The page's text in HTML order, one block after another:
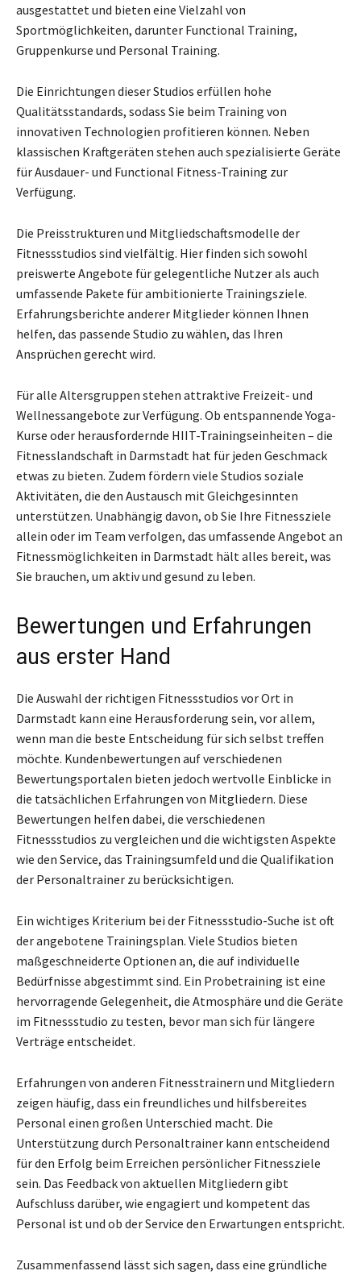
ausgestattet und bieten eine Vielzahl von
Sportmöglichkeiten, darunter Functional Training,
Gruppenkurse und Personal Training.
Die Einrichtungen dieser Studios erfüllen hohe
Qualitätsstandards, sodass Sie beim Training von
innovativen Technologien profitieren können. Neben
klassischen Kraftgeräten stehen auch spezialisierte Geräte
für Ausdauer- und Functional Fitness-Training zur
Verfügung.
Die Preisstrukturen und Mitgliedschaftsmodelle der
Fitnessstudios sind vielfältig. Hier finden sich sowohl
preiswerte Angebote für gelegentliche Nutzer als auch
umfassende Pakete für ambitionierte Trainingsziele.
Erfahrungsberichte anderer Mitglieder können Ihnen
helfen, das passende Studio zu wählen, das Ihren
Ansprüchen gerecht wird.
Für alle Altersgruppen stehen attraktive Freizeit- und
Wellnessangebote zur Verfügung. Ob entspannende Yoga-
Kurse oder herausfordernde HIIT-Trainingseinheiten – die
Fitnesslandschaft in Darmstadt hat für jeden Geschmack
etwas zu bieten. Zudem fördern viele Studios soziale
Aktivitäten, die den Austausch mit Gleichgesinnten
unterstützen. Unabhängig davon, ob Sie Ihre Fitnessziele
allein oder im Team verfolgen, das umfassende Angebot an
Fitnessmöglichkeiten in Darmstadt hält alles bereit, was
Sie brauchen, um aktiv und gesund zu leben.
Bewertungen und Erfahrungen
aus erster Hand
Die Auswahl der richtigen Fitnessstudios vor Ort in
Darmstadt kann eine Herausforderung sein, vor allem,
wenn man die beste Entscheidung für sich selbst treffen
möchte. Kundenbewertungen auf verschiedenen
Bewertungsportalen bieten jedoch wertvolle Einblicke in
die tatsächlichen Erfahrungen von Mitgliedern. Diese
Bewertungen helfen dabei, die verschiedenen
Fitnessstudios zu vergleichen und die wichtigsten Aspekte
wie den Service, das Trainingsumfeld und die Qualifikation
der Personaltrainer zu berücksichtigen.
Ein wichtiges Kriterium bei der Fitnessstudio-Suche ist oft
der angebotene Trainingsplan. Viele Studios bieten
maßgeschneiderte Optionen an, die auf individuelle
Bedürfnisse abgestimmt sind. Ein Probetraining ist eine
hervorragende Gelegenheit, die Atmosphäre und die Geräte
im Fitnessstudio zu testen, bevor man sich für längere
Verträge entscheidet.
Erfahrungen von anderen Fitnesstrainern und Mitgliedern
zeigen häufig, dass ein freundliches und hilfsbereites
Personal einen großen Unterschied macht. Die
Unterstützung durch Personaltrainer kann entscheidend
für den Erfolg beim Erreichen persönlicher Fitnessziele
sein. Das Feedback von aktuellen Mitgliedern gibt
Aufschluss darüber, wie engagiert und kompetent das
Personal ist und ob der Service den Erwartungen entspricht.
Zusammenfassend lässt sich sagen, dass eine gründliche